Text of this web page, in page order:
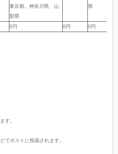
東京都、神奈川県、山
梨県
県
0円 0円 0円
す。
でポストに投函されます。